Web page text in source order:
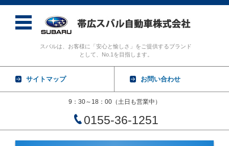
スバルは、お客様に「安心と愉しさ」をご提供するブランド
として、No.1を目指します。
サイトマップ お問い合わせ
9：30～18：00（土日も営業中）
0155-36-1251
コンテンツに移動